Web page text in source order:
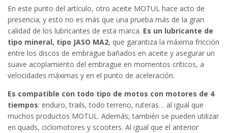
En este punto del artículo, otro aceite MOTUL hace acto de
presencia; y esto no es más que una prueba más de la gran
calidad de los lubricantes de esta marca. Es un lubricante de
tipo mineral, tipo JASO MA2, que garantiza la máxima fricción
entre los discos de embrague bañados en aceite y asegurar un
suave acoplamiento del embrague en momentos críticos, a
velocidades máximas y en el punto de aceleración.
Es compatible con todo tipo de motos con motores de 4
tiempos: enduro, trails, todo terreno, ruteras… al igual que
muchos productos MOTUL. Además, también se pueden utilizar
en quads, ciclomotores y scooters. Al igual que el anterior